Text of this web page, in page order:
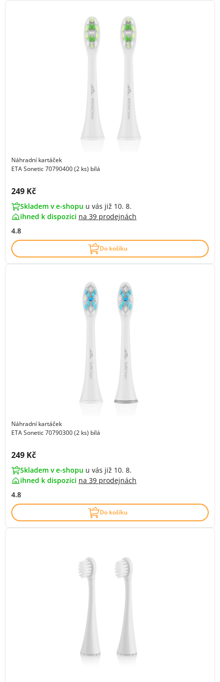
Náhradní kartáček
ETA Sonetic 70790400 (2 ks) bílá
Cena s DPH:
249 Kč
Skladem v e-shopu u vás již 10. 8.
ihned k dispozici na 39 prodejnách
4.8
Do košíku
Náhradní kartáček
ETA Sonetic 70790300 (2 ks) bílá
Cena s DPH:
249 Kč
Skladem v e-shopu u vás již 10. 8.
ihned k dispozici na 39 prodejnách
4.8
Do košíku